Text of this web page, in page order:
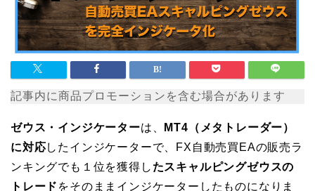
記事内に商品プロモーションを含む場合があります
ゼウス・インジケーターは、
MT4（メタトレーダー）
に対応したインジケーターで、FX自動売買EAの販売ラ
ンキングでも１位を獲得し たスキャルピングゼウスの
トレード をそのままインジケーターしたものになりま